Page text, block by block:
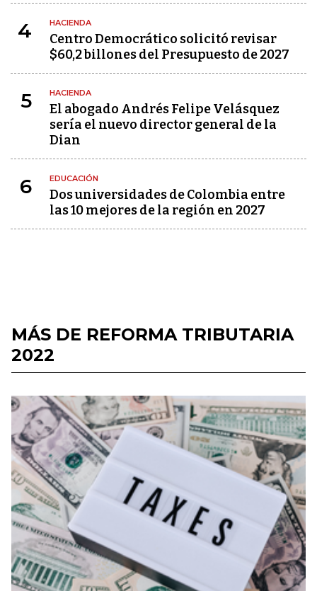
4 HACIENDA
Centro Democrático solicitó revisar
$60,2 billones del Presupuesto de 2027
5 HACIENDA
El abogado Andrés Felipe Velásquez
sería el nuevo director general de la
Dian
6 EDUCACIÓN
Dos universidades de Colombia entre
las 10 mejores de la región en 2027
MÁS DE REFORMA TRIBUTARIA
2022